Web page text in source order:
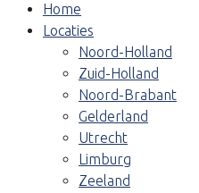
Home
Locaties
Noord-Holland
Zuid-Holland
Noord-Brabant
Gelderland
Utrecht
Limburg
Zeeland